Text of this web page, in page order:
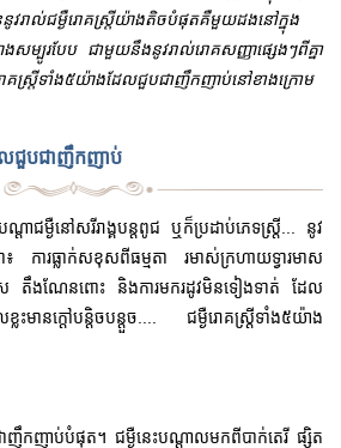
វរាល់ជម្ងឺរោគស្ត្រីយ៉ាងតិចបំផុតគឺមួយដងនៅក្នុង
សម្បូរបែប ជាមួយនឹងនូវរាល់រោគសញ្ញាផ្សេងៗពីគ្នា
គស្រ្តីទាំង៥យ៉ាងដែលជួបជាញឹកញាប់នៅខាងក្រោម
លជួបជាញឹកញាប់
តាជម្ងឺនៅសរីរាង្គបន្តពូជ ឬក៏ប្រដាប់ភេទស្រ្តី... នូវ
ការធ្លាក់សខុសពីធម្មតា រមាស់ក្រហាយទ្វារមាស
តឹងណែនពោះ និងការមករដូវមិនទៀងទាត់ ដែល
មានក្តៅបន្តិចបន្តួច.... ជម្ងឺរោគស្រ្តីទាំង៥យ៉ាង
ាញឹកញាប់បំផុត។ ជម្ងឺនេះបណ្តាលមកពីបាក់តេរី ផ្សិត